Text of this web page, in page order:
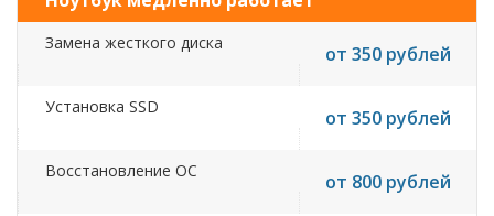
Замена жесткого диска от 350 рублей
Установка SSD от 350 рублей
Восстановление ОС от 800 рублей